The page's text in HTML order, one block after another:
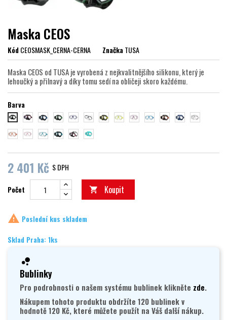
Maska CEOS
KódCEOSMASK_CERNA-CERNA ZnačkaTUSA
Maska CEOS od TUSA je vyrobená z nejkvalitnějšího silikonu, který je
lehoučký a přilnavý a díky tomu sedí na obličeji skoro každému.
Barva
černá/černáčerná/červená
černá/modrá
černá/zelená
trans./modrá
trans/černá
černá/žlutátrans/žlutátrans/fialová
trans/světle modrá
černá/oranžová
modrá/transtrans/trans
trans/oranžová
trans/malinová
trans/tyrkysová
černá/tyrkysová
černá/tmavě růžová
mint
2 401 Kč S DPH
Počet  Koupit
 Poslední kus skladem
Sklad Praha: 1ks
Bublinky
Pro podrobnosti o našem systému bublinek klikněte zde.
Nákupem tohoto produktu obdržíte 120 bublinek v
hodnotě 120 Kč, které můžete použít na Váš další nákup.